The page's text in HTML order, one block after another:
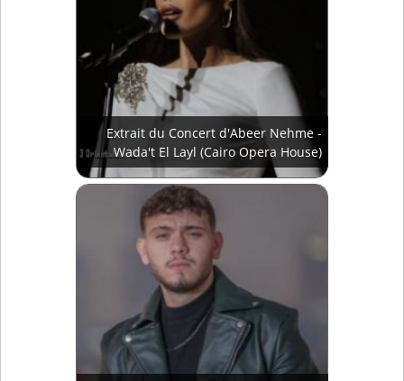
Extrait du Concert d'Abeer Nehme -
Wada't El Layl (Cairo Opera House)